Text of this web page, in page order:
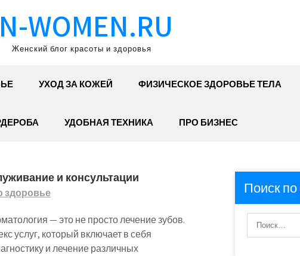
WOMEN.RU
Женский блог красоты и здоровья
УХОД ЗА КОЖЕЙ ФИЗИЧЕСКОЕ ЗДОРОВЬЕ ТЕЛА
УДОБНАЯ ТЕХНИКА ПРО БИЗНЕС
и консультации
здоровье
— это не просто лечение зубов.
услуг, который включает в себя
и лечение различных
Поиск по